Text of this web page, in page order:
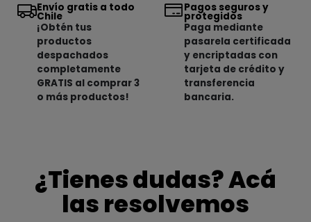
Envío gratis a todo
Chile
¡Obtén tus
productos
despachados
completamente
GRATIS al comprar 3
o más productos!
Pagos seguros y
protegidos
Paga mediante
pasarela certificada
y encriptadas con
tarjeta de crédito y
transferencia
bancaria.
¿Tienes dudas? Acá
las resolvemos